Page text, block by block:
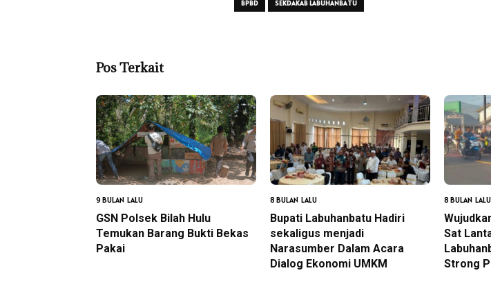
BPBD SEKDAKAB LABUHANBATU
Pos Terkait
9 BULAN LALU
GSN Polsek Bilah Hulu
Temukan Barang Bukti Bekas
Pakai
8 BULAN LALU
Bupati Labuhanbatu Hadiri
sekaligus menjadi
Narasumber Dalam Acara
Dialog Ekonomi UMKM
8 BULAN LALU
Sat
Strong